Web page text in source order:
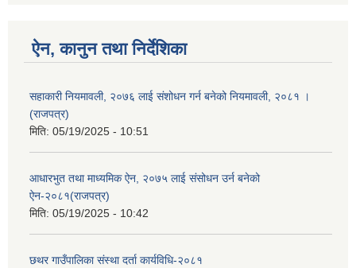
ऐन, कानुन तथा निर्देशिका
सहाकारी नियमावली, २०७६ लाई संशोधन गर्न बनेको नियमावली, २०८१ ।
(राजपत्र)
मिति: 05/19/2025 - 10:51
आधारभुत तथा माध्यमिक ऐन, २०७५ लाई संसोधन उर्न बनेको
ऐन-२०८१(राजपत्र)
मिति: 05/19/2025 - 10:42
छथर गाउँपालिका संस्था दर्ता कार्यविधि-२०८१